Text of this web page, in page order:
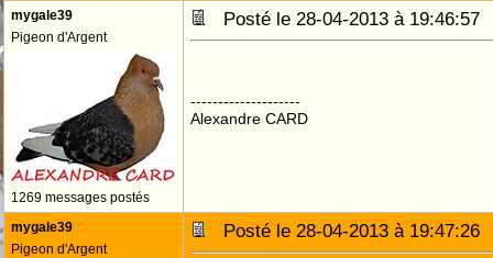
mygale39
Pigeon d'Argent
1269 messages postés
Posté le 28-04-2013 à
--------------------
Alexandre CARD
mygale39
Pigeon d'Argent
Posté le 28-04-2013 à